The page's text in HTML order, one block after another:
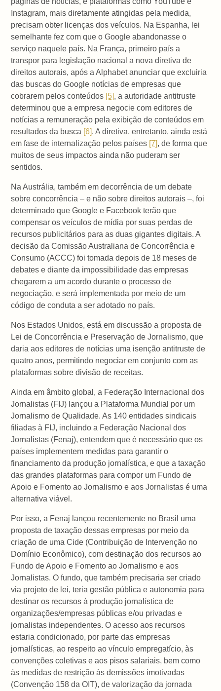
Instagram, mais diretamente atingidas pela medida,
precisam obter licenças dos veículos. Na Espanha, lei
semelhante fez com que o Google abandonasse o
serviço naquele país. Na França, primeiro país a
transpor para legislação nacional a nova diretiva de
direitos autorais, após a Alphabet anunciar que excluiria
das buscas do Google notícias de empresas que
cobrarem pelos conteúdos [5], a autoridade antitruste
determinou que a empresa negocie com editores de
notícias a remuneração pela exibição de conteúdos em
resultados da busca [6]. A diretiva, entretanto, ainda está
em fase de internalização pelos países [7], de forma que
muitos de seus impactos ainda não puderam ser
sentidos.
Na Austrália, também em decorrência de um debate
sobre concorrência – e não sobre direitos autorais –, foi
determinado que Google e Facebook terão que
compensar os veículos de mídia por suas perdas de
recursos publicitários para as duas gigantes digitais. A
decisão da Comissão Australiana de Concorrência e
Consumo (ACCC) foi tomada depois de 18 meses de
debates e diante da impossibilidade das empresas
chegarem a um acordo durante o processo de
negociação, e será implementada por meio de um
código de conduta a ser adotado no país.
Nos Estados Unidos, está em discussão a proposta de
Lei de Concorrência e Preservação de Jornalismo, que
daria aos editores de notícias uma isenção antitruste de
quatro anos, permitindo negociar em conjunto com as
plataformas sobre divisão de receitas.
Ainda em âmbito global, a Federação Internacional dos
Jornalistas (FIJ) lançou a Plataforma Mundial por um
Jornalismo de Qualidade. As 140 entidades sindicais
filiadas à FIJ, incluindo a Federação Nacional dos
Jornalistas (Fenaj), entendem que é necessário que os
países implementem medidas para garantir o
financiamento da produção jornalística, e que a taxação
das grandes plataformas para compor um Fundo de
Apoio e Fomento ao Jornalismo e aos Jornalistas é uma
alternativa viável.
Por isso, a Fenaj lançou recentemente no Brasil uma
proposta de taxação dessas empresas por meio da
criação de uma Cide (Contribuição de Intervenção no
Domínio Econômico), com destinação dos recursos ao
Fundo de Apoio e Fomento ao Jornalismo e aos
Jornalistas. O fundo, que também precisaria ser criado
via projeto de lei, teria gestão pública e autonomia para
destinar os recursos à produção jornalística de
organizações/empresas públicas e/ou privadas e
jornalistas independentes. O acesso aos recursos
estaria condicionado, por parte das empresas
jornalísticas, ao respeito ao vínculo empregatício, às
convenções coletivas e aos pisos salariais, bem como
às medidas de restrição às demissões imotivadas
(Convenção 158 da OIT), de valorização da jornada